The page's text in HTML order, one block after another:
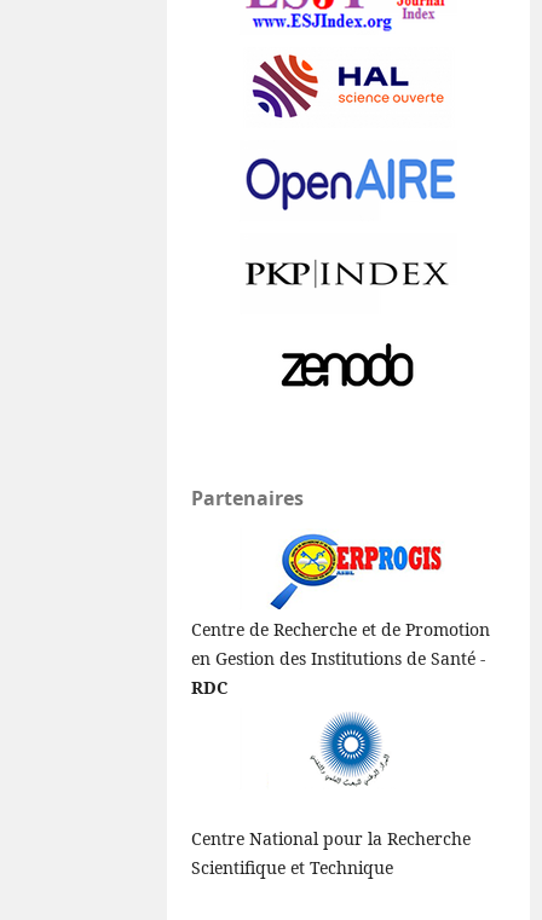
Partenaires
Centre de Recherche et de Promotion
en Gestion des Institutions de Santé -
RDC
Centre National pour la Recherche
Scientifique et Technique